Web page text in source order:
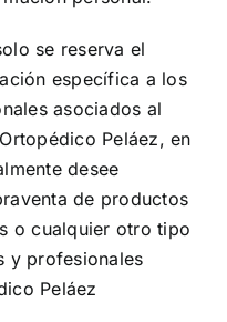
se reserva el
específica a los
asociados al
Peláez, en
desee
de productos
o cualquier otro tipo
y profesionales
Peláez